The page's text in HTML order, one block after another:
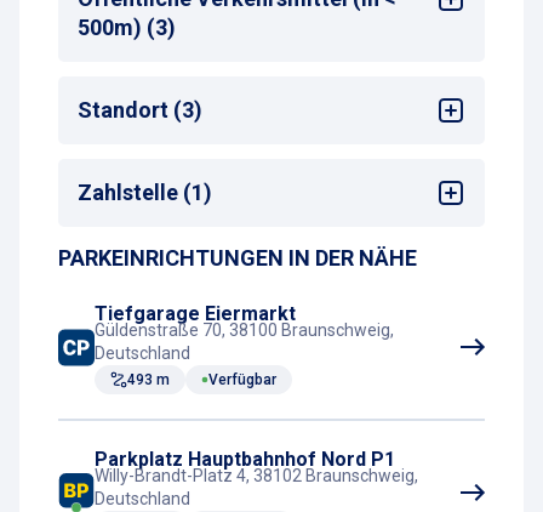
Ladestation (Betreiber)
: Contipark
Ladestation (Steckertyp / KW)
Ladestation (Standort)
E-Ladestationen vorhanden
500m) (3)
Bus-Haltestelle
Tram-Haltestelle
Standort (3)
Sehenswürdigkeiten
Stadtzentrum
Zahlstelle (1)
Kassenautomat
PARKEINRICHTUNGEN IN DER NÄHE
Tiefgarage Eiermarkt
Güldenstraße 70, 38100 Braunschweig,
Deutschland
493 m Verfügbar
Parkplatz Hauptbahnhof Nord P1
Willy-Brandt-Platz 4, 38102 Braunschweig,
Deutschland